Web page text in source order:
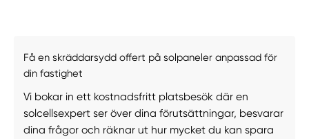
Få en skräddarsydd offert på solpaneler anpassad för
din fastighet
Vi bokar in ett kostnadsfritt platsbesök där en
solcellsexpert ser över dina förutsättningar, besvarar
dina frågor och räknar ut hur mycket du kan spara